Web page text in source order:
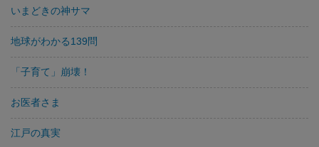
いまどきの神サマ
地球がわかる139問
「子育て」崩壊！
お医者さま
江戸の真実